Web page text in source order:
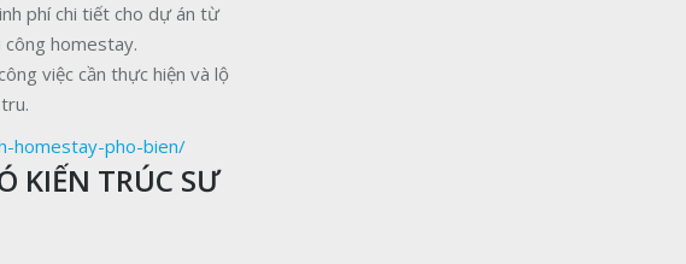
phí chi tiết cho dự án từ
homestay.
việc cần thực hiện và lộ
homestay-pho-bien/
KIẾN TRÚC SƯ